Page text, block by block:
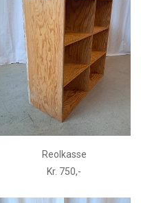
Reolkasse
Kr. 750,-